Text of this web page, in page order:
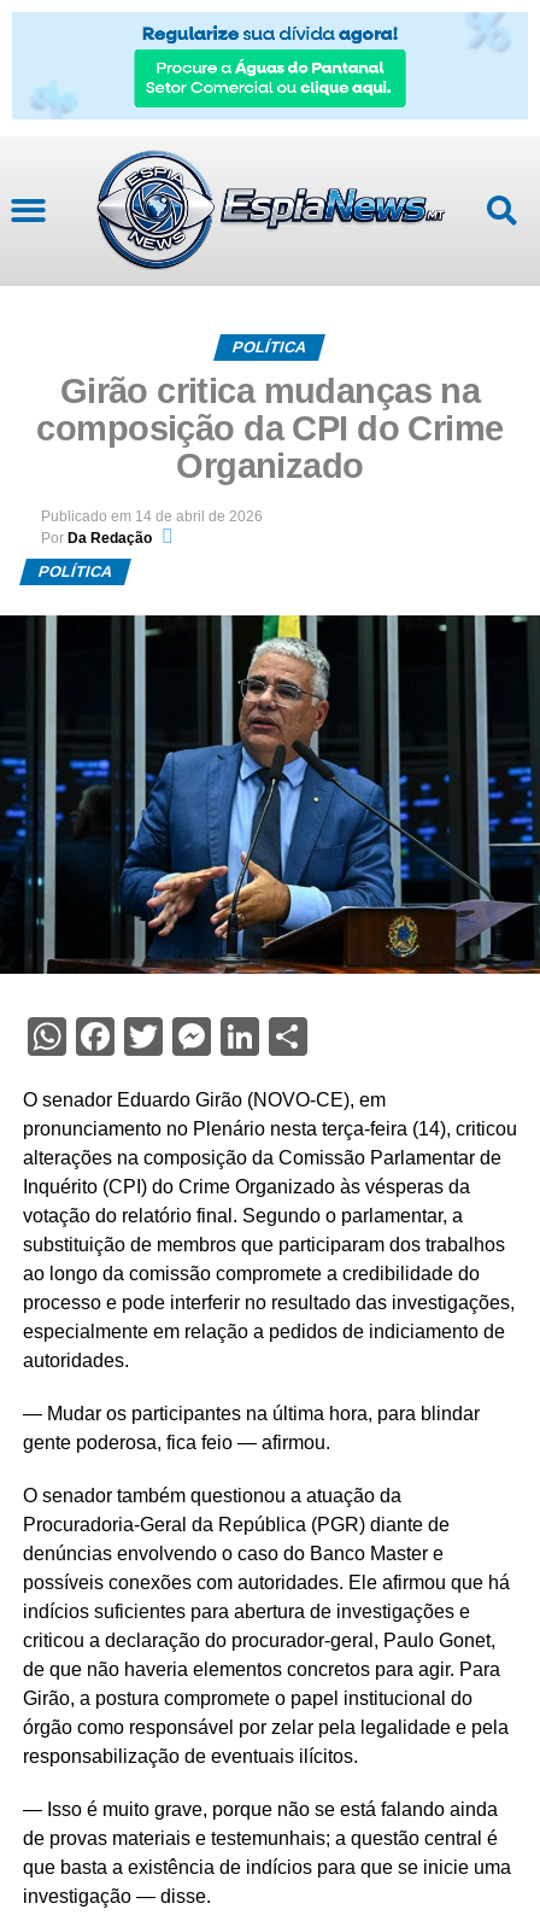
POLÍTICA
Girão critica mudanças na
composição da CPI do Crime
Organizado
Publicado em 14 de abril de 2026
Por Da Redação
POLÍTICA
WhatsApp
Facebook
Twitter
Messenger
LinkedIn
Share
O senador Eduardo Girão (NOVO-CE), em
pronunciamento no Plenário nesta terça-feira (14), criticou
alterações na composição da Comissão Parlamentar de
Inquérito (CPI) do Crime Organizado às vésperas da
votação do relatório final. Segundo o parlamentar, a
substituição de membros que participaram dos trabalhos
ao longo da comissão compromete a credibilidade do
processo e pode interferir no resultado das investigações,
especialmente em relação a pedidos de indiciamento de
autoridades.
— Mudar os participantes na última hora, para blindar
gente poderosa, fica feio — afirmou.
O senador também questionou a atuação da
Procuradoria-Geral da República (PGR) diante de
denúncias envolvendo o caso do Banco Master e
possíveis conexões com autoridades. Ele afirmou que há
indícios suficientes para abertura de investigações e
criticou a declaração do procurador-geral, Paulo Gonet,
de que não haveria elementos concretos para agir. Para
Girão, a postura compromete o papel institucional do
órgão como responsável por zelar pela legalidade e pela
responsabilização de eventuais ilícitos.
— Isso é muito grave, porque não se está falando ainda
de provas materiais e testemunhais; a questão central é
que basta a existência de indícios para que se inicie uma
investigação — disse.